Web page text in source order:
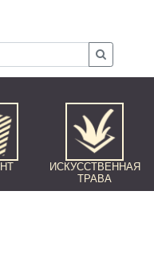
ИСКУССТВЕННАЯ
ТРАВА